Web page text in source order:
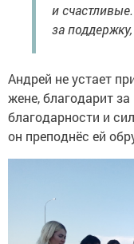
и
за
Андрей не устает
жене, благодарит
благодарности и
он преподнёс ей